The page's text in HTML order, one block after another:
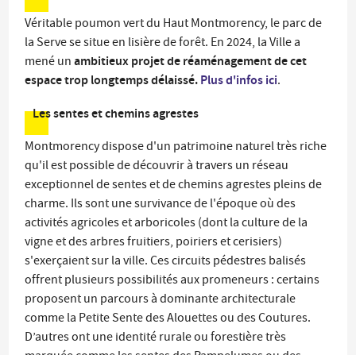
Véritable poumon vert du Haut Montmorency, le parc de
la Serve se situe en lisière de forêt. En 2024, la Ville a
mené unambitieux projet de réaménagement de cet
espace trop longtemps délaissé.Plus d'infos ici.
Les sentes et chemins agrestes
Montmorency dispose d'un patrimoine naturel très riche
qu'il est possible de découvrir à travers un réseau
exceptionnel de sentes et de chemins agrestes pleins de
charme. Ils sont une survivance de l'époque où des
activités agricoles et arboricoles (dont la culture de la
vigne et des arbres fruitiers, poiriers et cerisiers)
s'exerçaient sur la ville. Ces circuits pédestres balisés
offrent plusieurs possibilités aux promeneurs : certains
proposent un parcours à dominante architecturale
comme la Petite Sente des Alouettes ou des Coutures.
D’autres ont une identité rurale ou forestière très